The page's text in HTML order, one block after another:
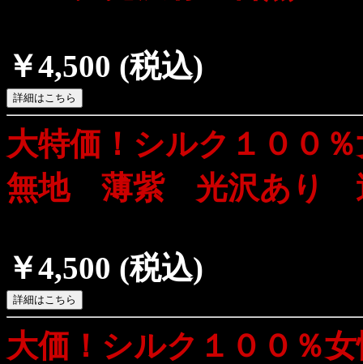
￥4,500 (税込)
大特価！シルク１０
無地 薄紫 光沢あり
￥4,500 (税込)
大価！シルク１００％